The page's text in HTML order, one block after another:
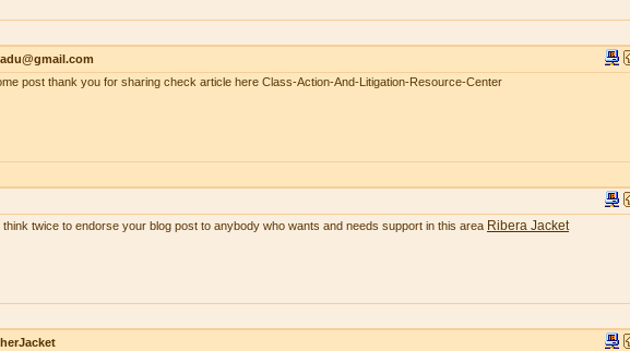
post thank you for sharing check article here Class-Action-And-Litigation-Resource-Center
think twice to endorse your blog post to anybody who wants and needs support in this area Ribera Jacket